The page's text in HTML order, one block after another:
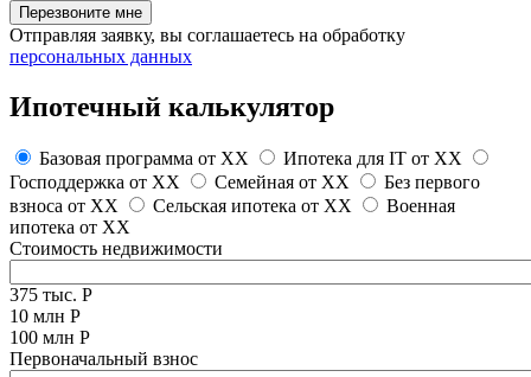
Перезвоните мне
Отправляя заявку, вы соглашаетесь на обработку
персональных данных
Ипотечный калькулятор
Базовая программа от XX Ипотека для IT от XX
Господдержка от XX Семейная от XX
Без первого
взноса от XX Сельская ипотека от XX
Военная
ипотека от XX
Стоимость недвижимости
375 тыс. Р
10 млн Р
100 млн Р
Первоначальный взнос